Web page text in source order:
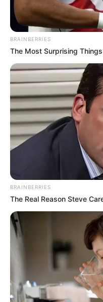
BRAINBERRIES
The Most Surprising
BRAINBERRIES
The Real Reason Steve